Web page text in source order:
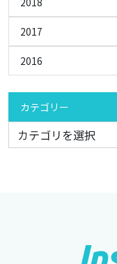
2017
2016
カテゴリー